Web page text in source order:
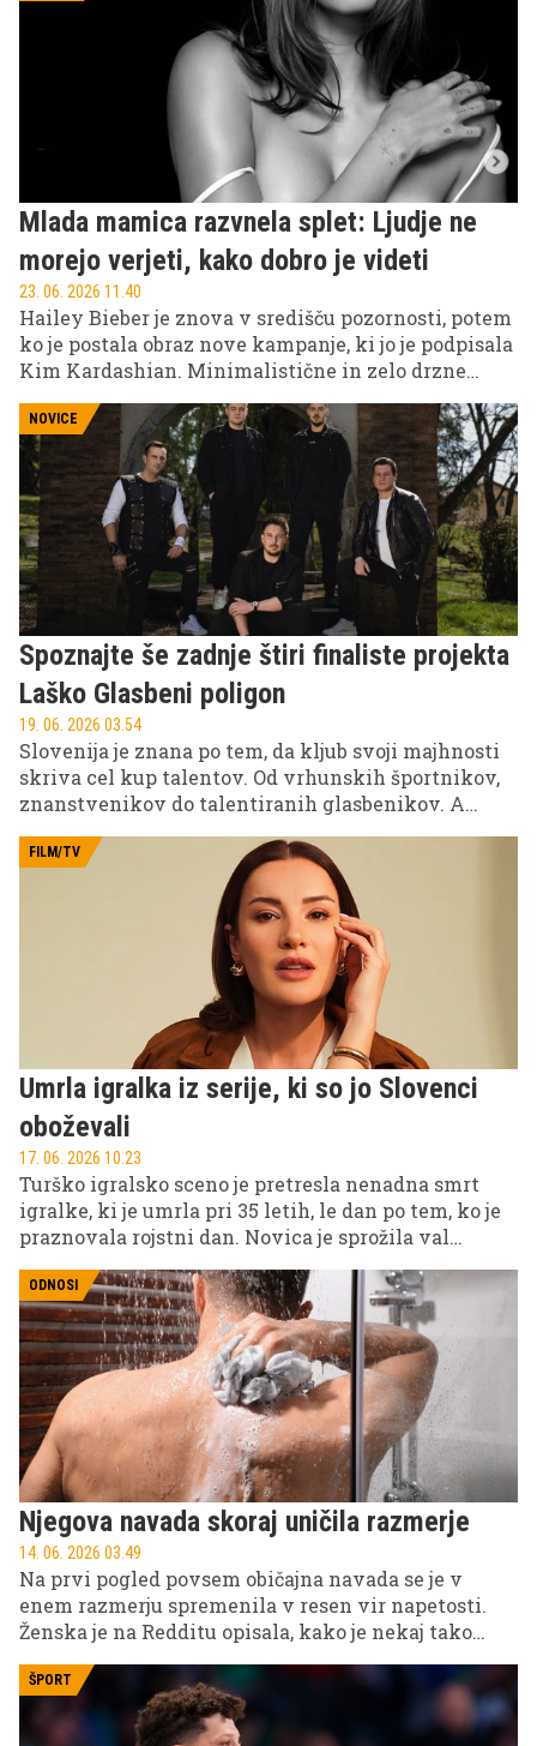
Mlada mamica razvnela splet: Ljudje ne
morejo verjeti, kako dobro je videti
23. 06. 2026 11.40
Hailey Bieber je znova v središču pozornosti, potem
ko je postala obraz nove kampanje, ki jo je podpisala
Kim Kardashian. Minimalistične in zelo drzne
val navdušenja med oboževalci, ki pravijo, da
manekenka "izgleda bolje kot kadarkoli prej".
NOVICE
Spoznajte še zadnje štiri finaliste projekta
Laško Glasbeni poligon
19. 06. 2026 03.54
Slovenija je znana po tem, da kljub svoji majhnosti
skriva cel kup talentov. Od vrhunskih športnikov,
znanstvenikov do talentiranih glasbenikov. A
priložnosti, da stopi v ospredje. Prav to
'pomanjkanje priložnosti' letos zapolnjuje Laško
Glasbeni poligon, ki obetavnim glasbenikom ne
ponuja le pozornosti, temveč pot skozi izzive, vse do
velikega odra festivala Laško Pivo in cvetje.
FILM/TV
Umrla igralka iz serije, ki so jo Slovenci
oboževali
17. 06. 2026 10.23
Turško igralsko sceno je pretresla nenadna smrt
igralke, ki je umrla pri 35 letih, le dan po tem, ko je
praznovala rojstni dan. Novica je sprožila val
odzivov med oboževalci in kolegi, ki še vedno težko
verjamejo, da je življenje mlade igralke tako
nenadoma ugasnilo.
ODNOSI
Njegova navada skoraj uničila razmerje
14. 06. 2026 03.49
Na prvi pogled povsem običajna navada se je v
enem razmerju spremenila v resen vir napetosti.
Ženska je na Redditu opisala, kako je nekaj tako
vsakdanjega, kot je brisača, skoraj povzročilo razpad
zveze – in sprožilo burne odzive spletne skupnosti.
ŠPORT